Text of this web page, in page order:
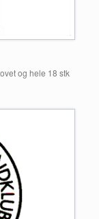
og hele 18 stk